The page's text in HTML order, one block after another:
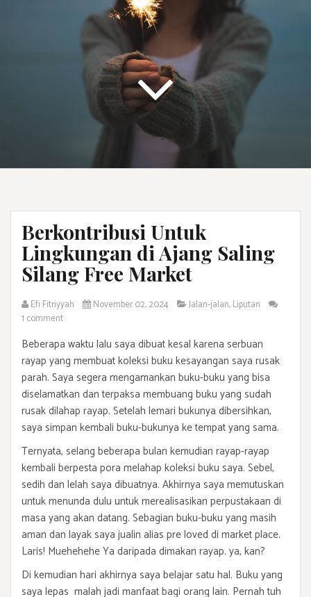
Berkontribusi Untuk
Lingkungan di Ajang Saling
Silang Free Market
Efi Fitriyyah November 02, 2024 Jalan-jalan,Liputan
1 comment
Beberapa waktu lalu saya dibuat kesal karena serbuan
rayap yang membuat koleksi buku kesayangan saya rusak
parah. Saya segera mengamankan buku-buku yang bisa
diselamatkan dan terpaksa membuang buku yang sudah
rusak dilahap rayap. Setelah lemari bukunya dibersihkan,
saya simpan kembali buku-bukunya ke tempat yang sama.
Ternyata, selang beberapa bulan kemudian rayap-rayap
kembali berpesta pora melahap koleksi buku saya. Sebel,
sedih dan lelah saya dibuatnya. Akhirnya saya memutuskan
untuk menunda dulu untuk merealisasikan perpustakaan di
masa yang akan datang. Sebagian buku-buku yang masih
aman dan layak saya jualin alias pre loved di market place.
Laris! Muehehehe Ya daripada dimakan rayap. ya, kan?
Di kemudian hari akhirnya saya belajar satu hal. Buku yang
saya lepas malah jadi manfaat bagi orang lain. Pernah tuh